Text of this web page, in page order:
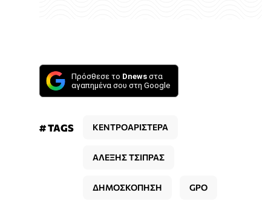
Πρόσθεσε το Dnews στα
αγαπημένα σου στη Google
# TAGS ΚΕΝΤΡΟΑΡΙΣΤΕΡΑ
ΑΛΕΞΗΣ ΤΣΙΠΡΑΣ
ΔΗΜΟΣΚΟΠΗΣΗ GPO